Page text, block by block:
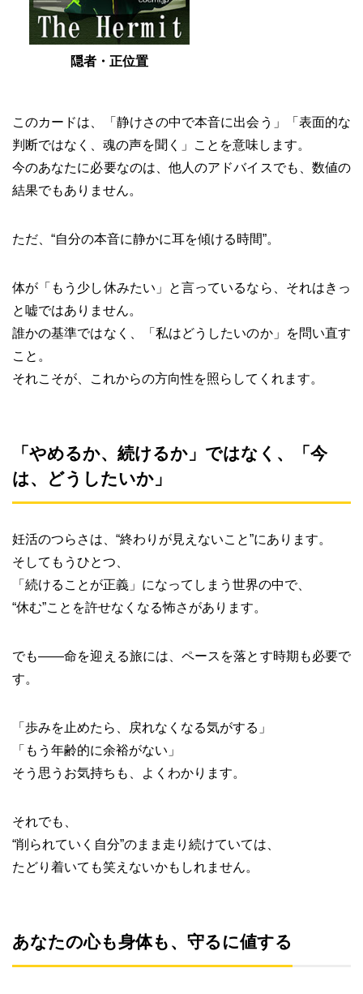
隠者・正位置
このカードは、「静けさの中で本音に出会う」「表面的な
判断ではなく、魂の声を聞く」ことを意味します。
今のあなたに必要なのは、他人のアドバイスでも、数値の
結果でもありません。
ただ、“自分の本音に静かに耳を傾ける時間”。
体が「もう少し休みたい」と言っているなら、それはきっ
と嘘ではありません。
誰かの基準ではなく、「私はどうしたいのか」を問い直す
こと。
それこそが、これからの方向性を照らしてくれます。
「やめるか、続けるか」ではなく、「今
は、どうしたいか」
妊活のつらさは、“終わりが見えないこと”にあります。
そしてもうひとつ、
「続けることが正義」になってしまう世界の中で、
“休む”ことを許せなくなる怖さがあります。
でも――命を迎える旅には、ペースを落とす時期も必要で
す。
「歩みを止めたら、戻れなくなる気がする」
「もう年齢的に余裕がない」
そう思うお気持ちも、よくわかります。
それでも、
“削られていく自分”のまま走り続けていては、
たどり着いても笑えないかもしれません。
あなたの心も身体も、守るに値する